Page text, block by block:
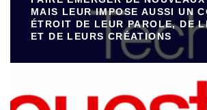
MAIS LEUR IMPOSE AUSSI UN
ÉTROIT DE LEUR PAROLE, DE
ET DE LEURS CRÉATIONS